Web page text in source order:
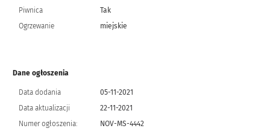
Piwnica
Tak
Ogrzewanie
miejskie
Dane ogłoszenia
Data dodania
05-11-2021
Data aktualizacji
22-11-2021
Numer ogłoszenia:
NOV-MS-4442